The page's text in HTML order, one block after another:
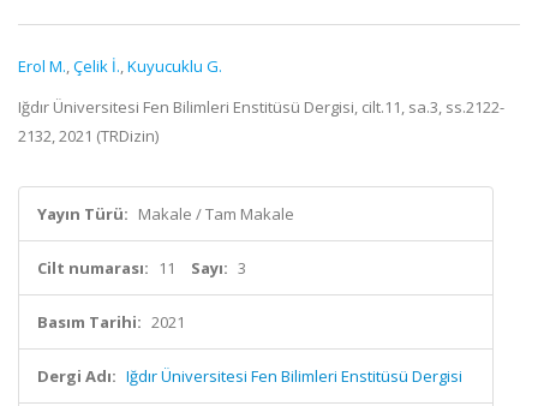
Erol M.,Çelik İ.,Kuyucuklu G.
Iğdır Üniversitesi Fen Bilimleri Enstitüsü Dergisi, cilt.11, sa.3, ss.2122-
2132, 2021 (TRDizin)
Yayın Türü: Makale / Tam Makale
Cilt numarası: 11 Sayı: 3
Basım Tarihi: 2021
Dergi Adı: Iğdır Üniversitesi Fen Bilimleri Enstitüsü Dergisi